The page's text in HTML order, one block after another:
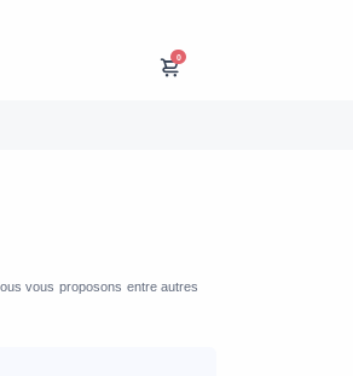
0
vous proposons entre autres